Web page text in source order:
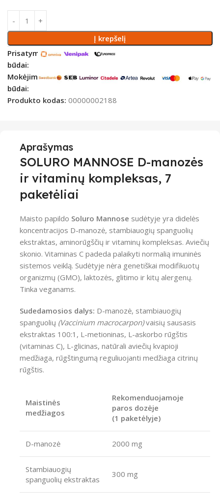
Į krepšelį
Prisatymo
būdai:
Mokėjimo
būdai:
Produkto kodas: 00000002188
Aprašymas
SOLURO MANNOSE D-manozės
ir vitaminų kompleksas, 7
paketėliai
Maisto papildo Soluro Mannose sudėtyje yra didelės
koncentracijos D-manozė, stambiauogių spanguolių
ekstraktas, aminorūgščių ir vitaminų kompleksas. Aviečių
skonio. Vitaminas C padeda palaikyti normalią imuninės
sistemos veiklą. Sudėtyje nėra genetiškai modifikuotų
organizmų (GMO), laktozės, glitimo ir kitų alergenų.
Tinka veganams.
Sudedamosios dalys: D-manozė, stambiauogių
spanguolių (Vaccinium macrocarpon)vaisių sausasis
ekstraktas 100:1, L-metioninas, L-askorbo rūgštis
(vitaminas C), L-glicinas, natūrali aviečių kvapioji
medžiaga, rūgštingumą reguliuojanti medžiaga citrinų
rūgštis.
Maistinės
medžiagos
Rekomenduojamoje
paros dozėje
(1 paketėlyje)
D-manozė 2000 mg
Stambiauogių
spanguolių ekstraktas
300 mg